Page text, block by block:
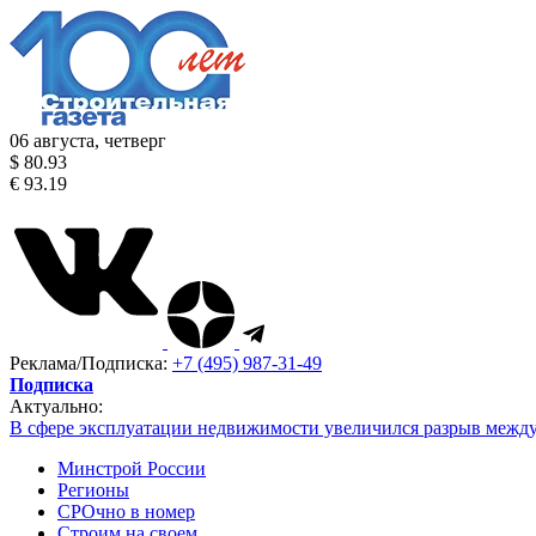
06 августа, четверг
$ 80.93
€ 93.19
Реклама/Подписка: +7 (495) 987-31-49
Подписка
Актуально:
В сфере эксплуатации недвижимости увеличился разрыв
Минстрой России
Регионы
СРОчно в номер